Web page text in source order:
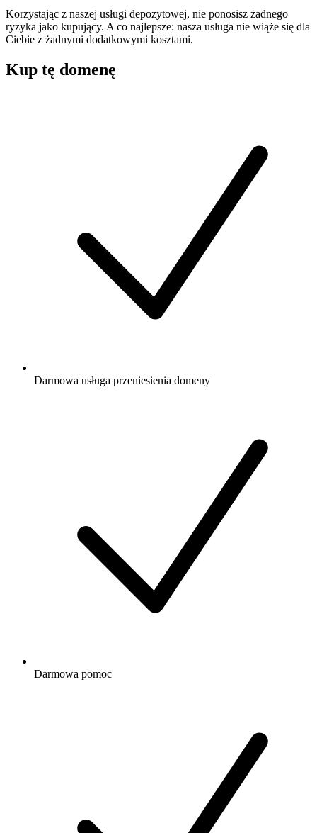
Korzystając z naszej usługi depozytowej, nie ponosisz żadnego
ryzyka jako kupujący. A co najlepsze: nasza usługa nie wiąże się dla
Ciebie z żadnymi dodatkowymi kosztami.
Kup tę domenę
Darmowa usługa przeniesienia domeny
Darmowa pomoc